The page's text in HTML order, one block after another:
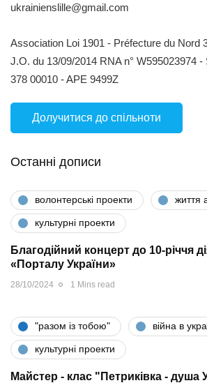
ukrainienslille@gmail.com
Association Loi 1901 - Préfecture du Nord
J.O. du 13/09/2014 RNA n° W595023974 -
378 00010 - APE 9499Z
Долучитися до спільноти
Останні дописи
волонтерські проекти життя
культурні проекти
Благодійний концерт до 10-річчя
«Порталу України»
28/10/2024 1 Mins read
"разом iз тобою" війна в
культурні проекти
Майстер - клас "Петриківка - душа